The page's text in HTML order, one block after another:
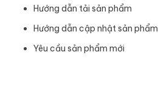
Hướng dẫn tải sản phẩm
Hướng dẫn cập nhật sản phẩm
Yêu cầu sản phẩm mới